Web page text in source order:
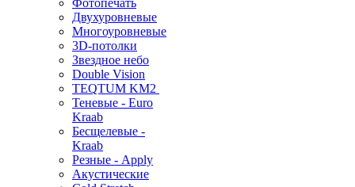
Фотопечать
Двухуровневые
Многоуровневые
3D-потолки
Звездное небо
Double Vision
TEQTUM KM2
Теневые - Euro
Kraab
Бесщелевые -
Kraab
Резные - Apply
Акустические